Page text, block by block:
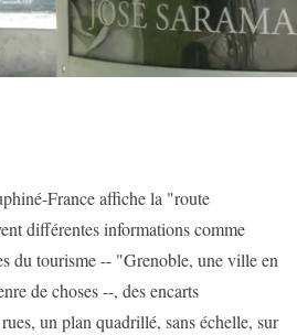
France affiche la "route
différentes informations comme
du tourisme -- "Grenoble, une ville en
de choses --, des encarts
un plan quadrillé, sans échelle, sur